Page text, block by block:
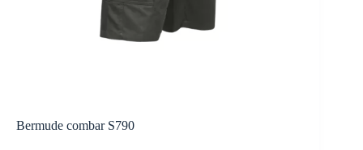
Bermude combar S790